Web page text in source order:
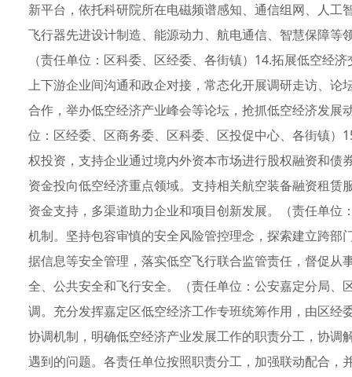
新平台，依托科研院所在电磁频谱感知、通信组网、人
飞行器先进设计制造、能源动力、航电通信、智慧保障
（责任单位：区科委、区经委、各街镇）14.拓展低空经
上下游企业间沟通和政企对接，常态化开展调研走访、
合作，举办低空经济产业峰会等论坛，抢抓低空经济发
位：区经委、区商务委、区科委、区投促中心、各街镇
权投资，支持企业通过境内外资本市场进行股权融资和
资金投向低空经济重点领域。支持相关航空装备融资租
资金支持，多渠道助力企业和项目创新发展。（责任单
机制。坚持包容审慎的安全风险管控理念，探索建立跨
据信息等安全管理，落实低空飞行联合监管责任，督促
全、公共安全和飞行安全。（责任单位：公安嘉定分局
调。充分发挥嘉定区低空经济工作专班统筹作用，由区
协调机制，明确低空经济产业发展工作的职责分工，协
遇到的问题。各责任单位按照职责分工，加强联动配合